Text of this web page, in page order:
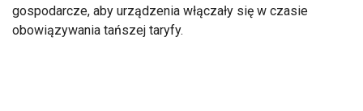
gospodarcze, aby urządzenia włączały się w czasie
obowiązywania tańszej taryfy.